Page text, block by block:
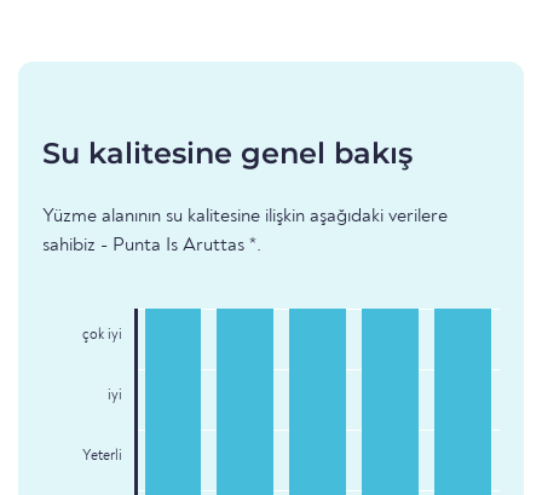
Su kalitesine genel bakış
Yüzme alanının su kalitesine ilişkin aşağıdaki verilere
sahibiz - Punta Is Aruttas *.
çok iyi
iyi
Yeterli